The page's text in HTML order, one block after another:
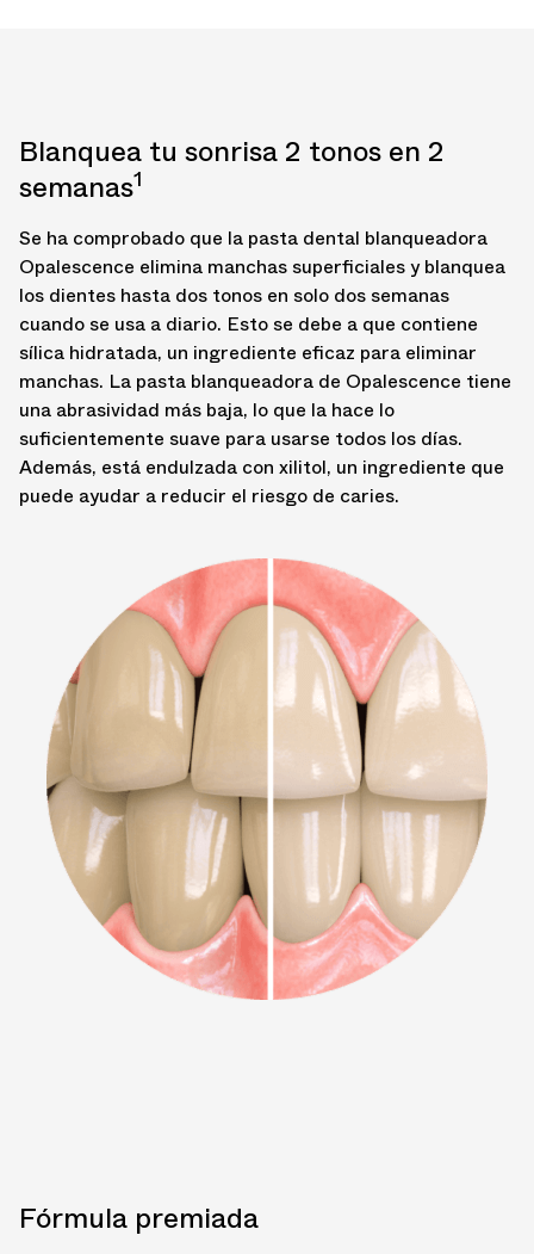
Blanquea tu sonrisa 2 tonos en 2
semanas1
Se ha comprobado que la pasta dental blanqueadora
Opalescence elimina manchas superficiales y blanquea
los dientes hasta dos tonos en solo dos semanas
cuando se usa a diario. Esto se debe a que contiene
sílica hidratada, un ingrediente eficaz para eliminar
manchas. La pasta blanqueadora de Opalescence tiene
una abrasividad más baja, lo que la hace lo
suficientemente suave para usarse todos los días.
Además, está endulzada con xilitol, un ingrediente que
puede ayudar a reducir el riesgo de caries.
Fórmula premiada